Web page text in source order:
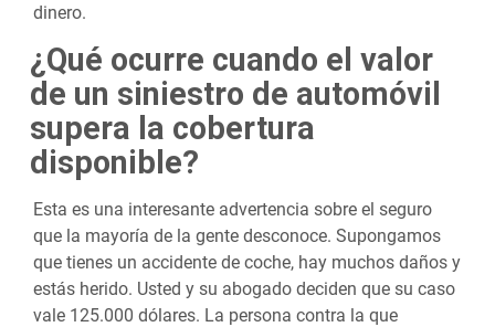
dinero.
¿Qué ocurre cuando el valor
de un siniestro de automóvil
supera la cobertura
disponible?
Esta es una interesante advertencia sobre el seguro
que la mayoría de la gente desconoce. Supongamos
que tienes un accidente de coche, hay muchos daños y
estás herido. Usted y su abogado deciden que su caso
vale 125.000 dólares. La persona contra la que